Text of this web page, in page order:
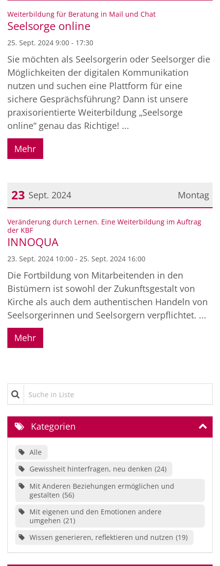
Datum: 25. September 2024
Weiterbildung für Beratung in Mail und Chat:
Seelsorge online
25. Sept. 2024 9:00 - 17:30
Sie möchten als Seelsorgerin oder Seelsorger die
Möglichkeiten der digitalen Kommunikation
nutzen und suchen eine Plattform für eine
sichere Gesprächsführung? Dann ist unsere
praxisorientierte Weiterbildung „Seelsorge
online“ genau das Richtige! ...
Mehr
Montag
23 Sept. 2024
Datum: 23. September 2024
Veränderung durch Lernen. Eine Weiterbildung im Auftrag
der KBF:
INNOQUA
23. Sept. 2024 10:00 - 25. Sept. 2024 16:00
Die Fortbildung von Mitarbeitenden in den
Bistümern ist sowohl der Zukunftsgestalt von
Kirche als auch dem authentischen Handeln von
Seelsorgerinnen und Seelsorgern verpflichtet. ...
Mehr
Suche in Liste
Kategorien
Alle
Gewissheit hinterfragen, neu denken 24
Mit Anderen Beziehungen ermöglichen und
gestalten 56
Mit eigenen und den Emotionen andere
umgehen 21
Wissen generieren, reflektieren und nutzen 19